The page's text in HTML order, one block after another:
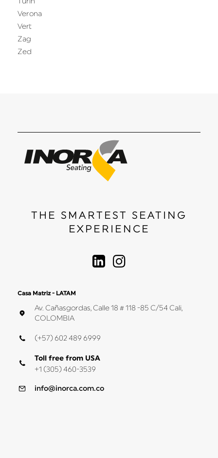
Verona
Vert
Zag
Zed
THE SMARTEST SEATING
EXPERIENCE
Casa Matriz - LATAM
Av. Cañasgordas, Calle 18 # 118 -85 C/54 Cali,
COLOMBIA
(+57) 602 489 6999
Toll free from USA
+1 (305) 460-3539
info@inorca.com.co